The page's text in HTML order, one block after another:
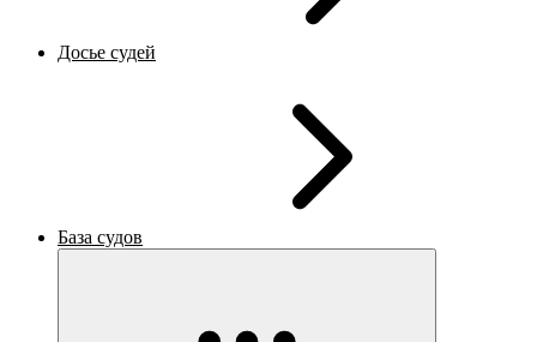
Досье судей
База судов